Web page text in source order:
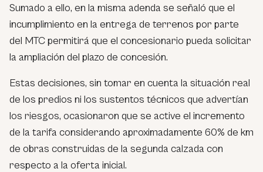
Sumado a ello, en la misma adenda se señaló que el
incumplimiento en la entrega de terrenos por parte
del MTC permitirá que el concesionario pueda solicitar
la ampliación del plazo de concesión.
Estas decisiones, sin tomar en cuenta la situación real
de los predios ni los sustentos técnicos que advertían
los riesgos, ocasionaron que se active el incremento
de la tarifa considerando aproximadamente 60% de km
de obras construidas de la segunda calzada con
respecto a la oferta inicial.